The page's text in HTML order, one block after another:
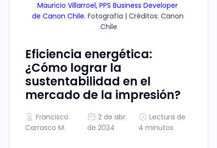
Mauricio Villarroel, PPS Business Developer
de Canon Chile. Fotografía | Créditos: Canon
Chile
Eficiencia energética:
¿Cómo lograr la
sustentabilidad en el
mercado de la impresión?
Francisco
Carrasco M.
2 de abr.
de 2024
Lectura de
4 minutos